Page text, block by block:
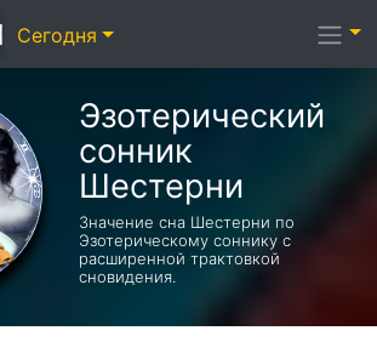
Эзотерический
cонник
Шестерни
Значение сна Шестерни по
Эзотерическому соннику с
расширенной трактовкой
сновидения.
Сегодня